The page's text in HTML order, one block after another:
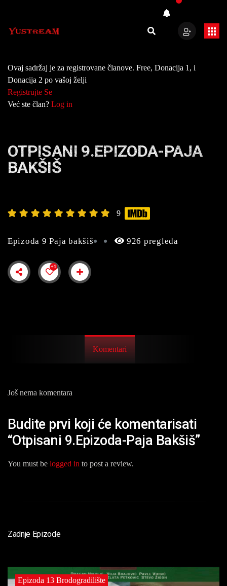
Ovaj sadržaj je za registrovane članove. Free, Donacija 1, i
Donacija 2 po vašoj želji
Registrujte Se
Već ste član? Log in
OTPISANI 9.EPIZODA-PAJA
BAKŠIŠ
9
Epizoda 9 Paja bakšiš 926 pregleda
+1
Komentari
Još nema komentara
Budite prvi koji će komentarisati
“Otpisani 9.Epizoda-Paja Bakšiš”
You must be logged in to post a review.
Zadnje Epizode
Epizoda 13 Brodogradilište